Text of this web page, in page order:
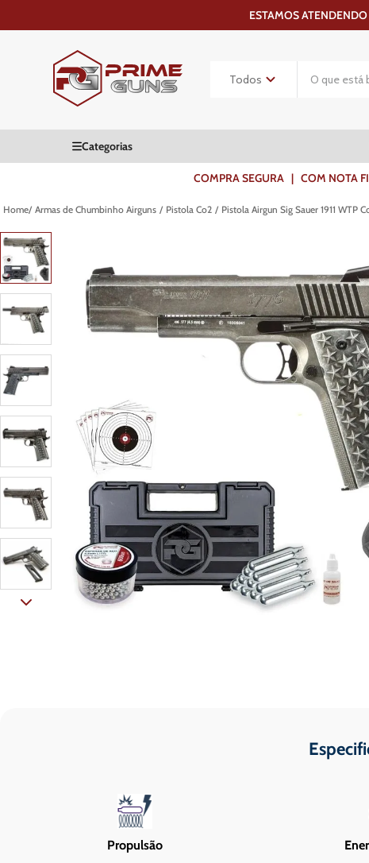
ESTAMOS
COMPRA SEGURA | COM NOTA
Armas de Chumbinho Airguns Pistola Co2 Pistola Airgun Sig Sauer 1911 WTP
Propulsão